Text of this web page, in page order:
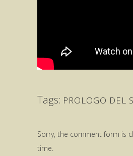
Tags: PROLOGO DEL
Sorry, the comment form is
time.